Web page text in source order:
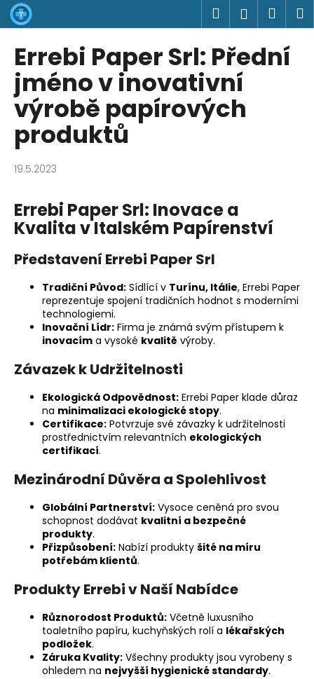
Přejít
na
obsah
Hledat
Errebi Paper Srl: Přední
jméno v inovativní
výrobě papírových
produktů
19.5.2023
Errebi Paper Srl: Inovace a
Kvalita v Italském Papírenství
Představení Errebi Paper Srl
Tradiční Původ: Sídlící v Turínu, Itálie, Errebi Paper
reprezentuje spojení tradičních hodnot s moderními
technologiemi.
Inovační Lídr: Firma je známá svým přístupem k
inovacím a vysoké kvalitě výroby.
Závazek k Udržitelnosti
Ekologická Odpovědnost: Errebi Paper klade důraz
na minimalizaci ekologické stopy.
Certifikace: Potvrzuje své závazky k udržitelnosti
prostřednictvím relevantních ekologických
certifikací.
Mezinárodní Důvěra a Spolehlivost
Globální Partnerství: Vysoce ceněná pro svou
schopnost dodávat kvalitní a bezpečné
produkty.
Přizpůsobení: Nabízí produkty šité na míru
potřebám klientů.
Produkty Errebi v Naší Nabídce
Různorodost Produktů: Včetně luxusního
toaletního papíru, kuchyňských rolí a lékařských
podložek.
Záruka Kvality: Všechny produkty jsou vyrobeny s
ohledem na nejvyšší hygienické standardy.
K
o
C
o
p
o
t
ř
b
u
j
e
í
HLEDAT
o
r